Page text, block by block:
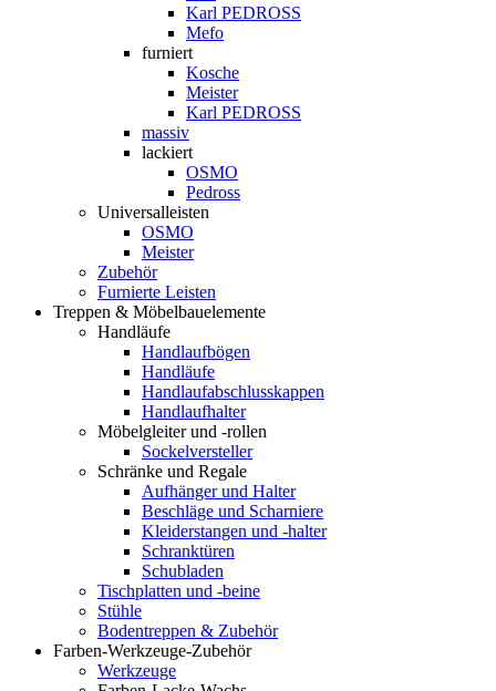
Karl PEDROSS
Mefo
furniert
Kosche
Meister
Karl PEDROSS
massiv
lackiert
OSMO
Pedross
Universalleisten
OSMO
Meister
Zubehör
Furnierte Leisten
Treppen & Möbelbauelemente
Handläufe
Handlaufbögen
Handläufe
Handlaufabschlusskappen
Handlaufhalter
Möbelgleiter und -rollen
Sockelversteller
Schränke und Regale
Aufhänger und Halter
Beschläge und Scharniere
Kleiderstangen und -halter
Schranktüren
Schubladen
Tischplatten und -beine
Stühle
Bodentreppen & Zubehör
Farben-Werkzeuge-Zubehör
Werkzeuge